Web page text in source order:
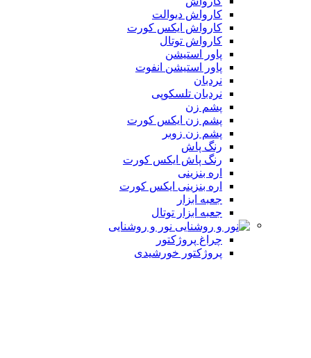
کارواش دیوالت
کارواش ایکس کورت
کارواش توتال
پاور استیشن
پاور استیشن انفوت
نردبان
نردبان تلسکوپی
پشم زن
پشم زن ایکس کورت
پشم زن زوبر
رنگ پاش
رنگ پاش ایکس کورت
اره بنزینی
اره بنزینی ایکس کورت
جعبه ابزار
جعبه ابزار توتال
نور و روشنایی
چراغ پروژکتور
پروژکتور خورشیدی